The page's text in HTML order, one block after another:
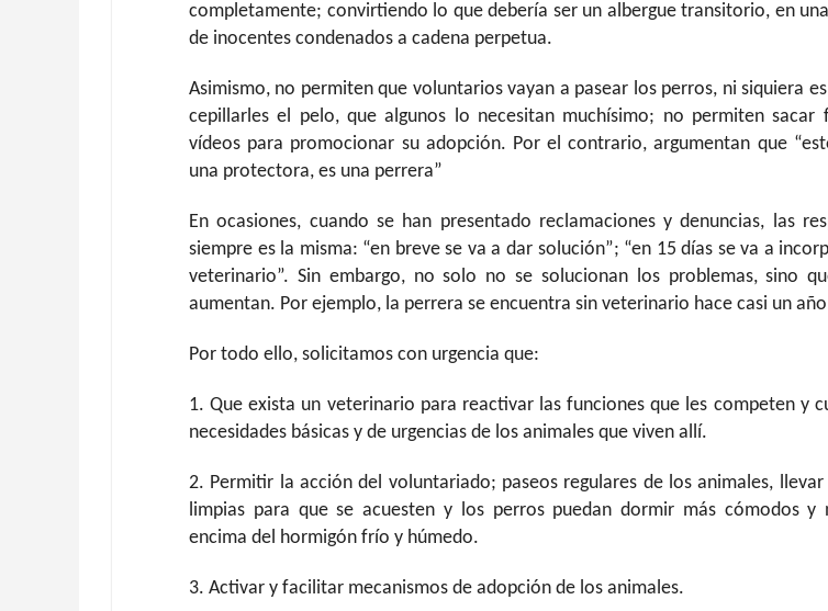
completamente; convirtiendo lo que debería ser un albergue transitorio, en
de inocentes condenados a cadena perpetua.
Asimismo, no permiten que voluntarios vayan a pasear los perros, ni siquiera
cepillarles el pelo, que algunos lo necesitan muchísimo; no permiten sacar
vídeos para promocionar su adopción. Por el contrario, argumentan que
una protectora, es una perrera”
En ocasiones, cuando se han presentado reclamaciones y denuncias, las
siempre es la misma: “en breve se va a dar solución”; “en 15 días se va a
veterinario”. Sin embargo, no solo no se solucionan los problemas, sino
aumentan. Por ejemplo, la perrera se encuentra sin veterinario hace casi un
Por todo ello, solicitamos con urgencia que:
1. Que exista un veterinario para reactivar las funciones que les competen y
necesidades básicas y de urgencias de los animales que viven allí.
2. Permitir la acción del voluntariado; paseos regulares de los animales, llevar
limpias para que se acuesten y los perros puedan dormir más cómodos y
encima del hormigón frío y húmedo.
3. Activar y facilitar mecanismos de adopción de los animales.